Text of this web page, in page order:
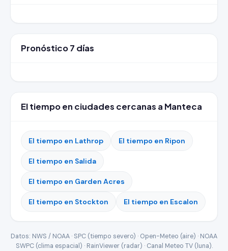
Pronóstico 7 días
El tiempo en ciudades cercanas a Manteca
El tiempo en Lathrop El tiempo en Ripon
El tiempo en Salida
El tiempo en Garden Acres
El tiempo en Stockton El tiempo en Escalon
Datos: NWS / NOAA · SPC (tiempo severo) · Open-Meteo (aire) · NOAA
SWPC (clima espacial) · RainViewer (radar) · Canal Meteo TV (luna).